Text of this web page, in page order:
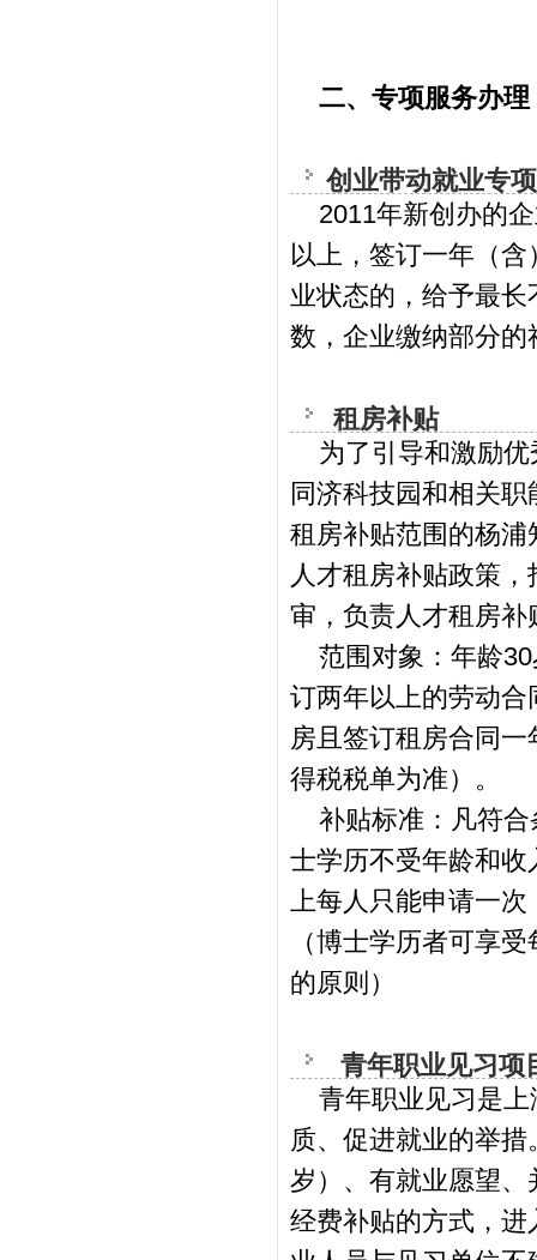
二、专项服务办理
创业带动就业专
2011年新创办的企
以上，签订一年（
业状态的，给予最
数，企业缴纳部分
租房补贴
为了引导和激励优
同济科技园和相关
租房补贴范围的杨
人才租房补贴政策
审，负责人才租房
范围对象：年龄30
订两年以上的劳动
房且签订租房合同
得税税单为准）。
补贴标准：凡符合
士学历不受年龄和
上每人只能申请一
（博士学历者可享
的原则）
青年职业见习项
青年职业见习是上
质、促进就业的举
岁）、有就业愿望
经费补贴的方式，